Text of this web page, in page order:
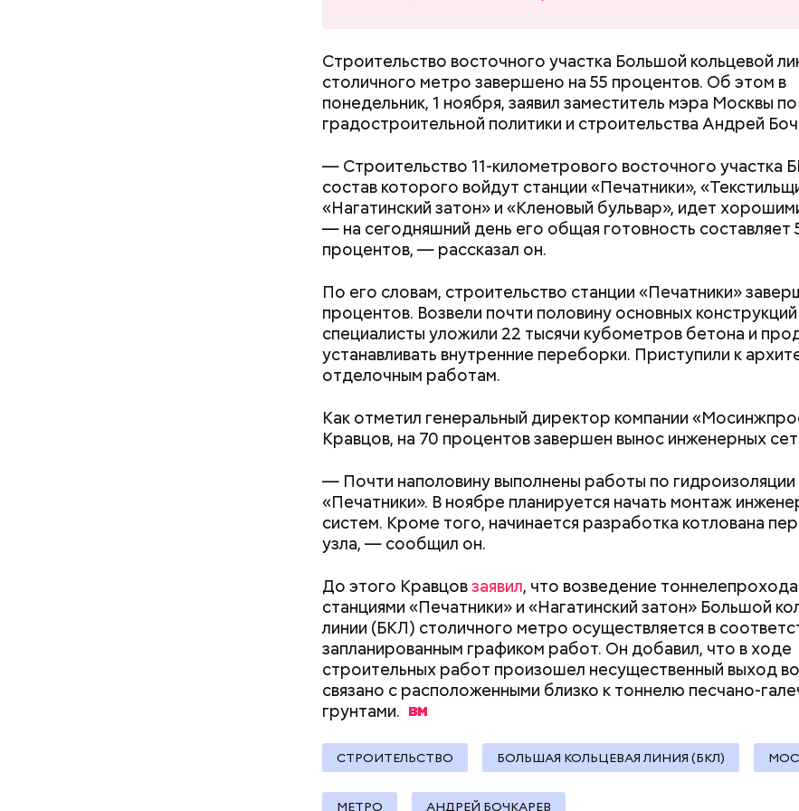
Строительство восточного участка Большой кольцевой
столичного метро завершено на 55 процентов. Об этом в
понедельник, 1 ноября, заявил заместитель мэра Москвы
градостроительной политики и строительства Андрей
— Строительство 11-километрового восточного участка
состав которого войдут станции «Печатники»,
«Нагатинский затон» и «Кленовый бульвар», идет
— на сегодняшний день его общая готовность составляет
процентов, — рассказал он.
По его словам, строительство станции «Печатники»
процентов. Возвели почти половину основных
специалисты уложили 22 тысячи кубометров бетона и
устанавливать внутренние переборки. Приступили к
отделочным работам.
Как отметил генеральный директор компании
Кравцов, на 70 процентов завершен вынос инженерных
— Почти наполовину выполнены работы по гидроизоляции
«Печатники». В ноябре планируется начать монтаж
систем. Кроме того, начинается разработка котлована
узла, — сообщил он.
До этого Кравцовзаявил, что возведение
станциями «Печатники» и «Нагатинский затон» Большой
линии (БКЛ) столичного метро осуществляется в
запланированным графиком работ. Он добавил, что в ходе
строительных работ произошел несущественный выход
связано с расположенными близко к тоннелю песчано-
грунтами.
СТРОИТЕЛЬСТВО БОЛЬШАЯ КОЛЬЦЕВАЯ ЛИНИЯ (БКЛ)
МЕТРО АНДРЕЙ БОЧКАРЕВ
С помощью столичной системы видеонаблюдения
отслеживают ситуацию в тоннелях Москвы и оперативно
возникшие нарушения. Они смотрят на целую видеостену
занимают два этажа в диспетчерском центре, передает
сайтмэра Москвы.
На
Наканунесообщалось, что в общей сложности в Москве
инфекцию. Теперь сдать тест можно не только на 50
которые были открыты ранее, но и в 15 центрах госуслуг и
вестибюлях станций метро «Тверская», «Пушкинская»,
«Тургеневская», «Хорошевская» и «Третьяковская».
новый ГОСТ по труду и зачем
Период повышенного риска:
затмений и чего нельзя
делать с 12 по 28 августа
Бикбаевым